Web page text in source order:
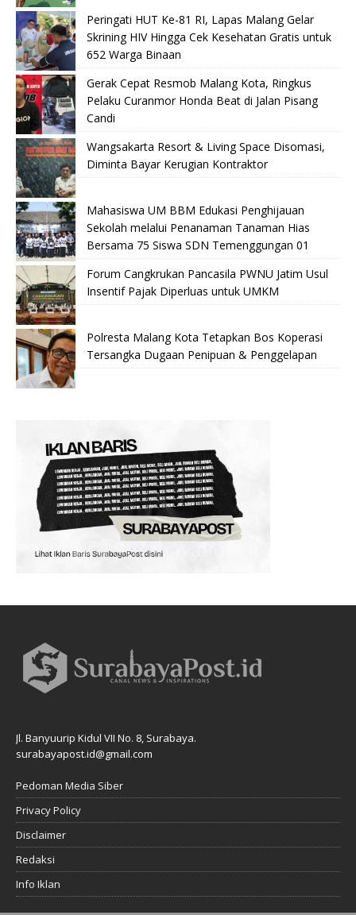
Peringati HUT Ke-81 RI, Lapas Malang Gelar
Skrining HIV Hingga Cek Kesehatan Gratis untuk
652 Warga Binaan
Gerak Cepat Resmob Malang Kota, Ringkus
Pelaku Curanmor Honda Beat di Jalan Pisang
Candi
Wangsakarta Resort & Living Space Disomasi,
Diminta Bayar Kerugian Kontraktor
Mahasiswa UM BBM Edukasi Penghijauan
Sekolah melalui Penanaman Tanaman Hias
Bersama 75 Siswa SDN Temenggungan 01
Forum Cangkrukan Pancasila PWNU Jatim Usul
Insentif Pajak Diperluas untuk UMKM
Polresta Malang Kota Tetapkan Bos Koperasi
Tersangka Dugaan Penipuan & Penggelapan
Jl. Banyuurip Kidul VII No. 8, Surabaya.
surabayapost.id@gmail.com
Pedoman Media Siber
Privacy Policy
Disclaimer
Redaksi
Info Iklan